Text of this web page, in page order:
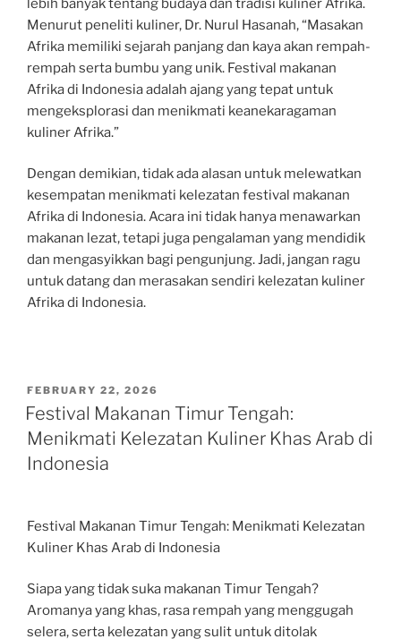
lebih banyak tentang budaya dan tradisi kuliner Afrika.
Menurut peneliti kuliner, Dr. Nurul Hasanah, “Masakan
Afrika memiliki sejarah panjang dan kaya akan rempah-
rempah serta bumbu yang unik. Festival makanan
Afrika di Indonesia adalah ajang yang tepat untuk
mengeksplorasi dan menikmati keanekaragaman
kuliner Afrika.”
Dengan demikian, tidak ada alasan untuk melewatkan
kesempatan menikmati kelezatan festival makanan
Afrika di Indonesia. Acara ini tidak hanya menawarkan
makanan lezat, tetapi juga pengalaman yang mendidik
dan mengasyikkan bagi pengunjung. Jadi, jangan ragu
untuk datang dan merasakan sendiri kelezatan kuliner
Afrika di Indonesia.
POSTED
ON
FEBRUARY 22, 2026
Festival Makanan Timur Tengah:
Menikmati Kelezatan Kuliner Khas Arab di
Indonesia
Festival Makanan Timur Tengah: Menikmati Kelezatan
Kuliner Khas Arab di Indonesia
Siapa yang tidak suka makanan Timur Tengah?
Aromanya yang khas, rasa rempah yang menggugah
selera, serta kelezatan yang sulit untuk ditolak